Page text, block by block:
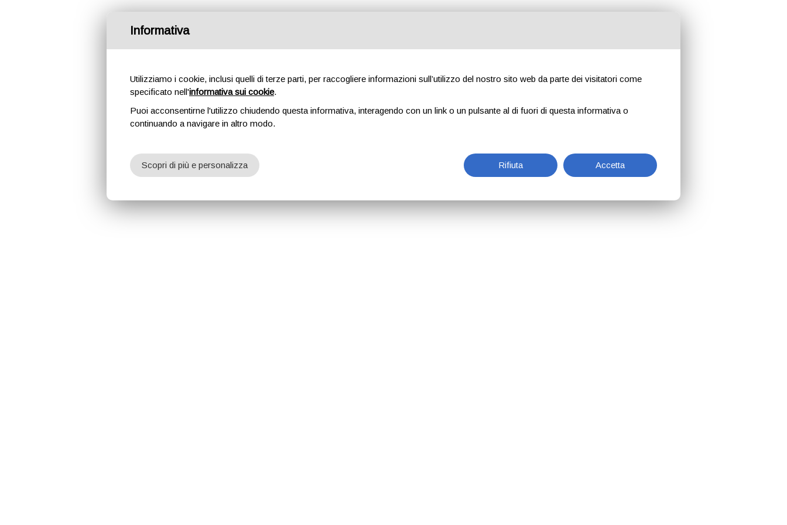
Informativa
Utilizziamo i cookie, inclusi quelli di terze parti, per raccogliere informazioni sull’utilizzo del nostro sito web da parte dei visitatori come
specificato nell'informativa sui cookie.
Puoi acconsentirne l'utilizzo chiudendo questa informativa, interagendo con un link o un pulsante al di fuori di questa informativa o
continuando a navigare in altro modo.
Rifiuta Accetta
Scopri di più e personalizza